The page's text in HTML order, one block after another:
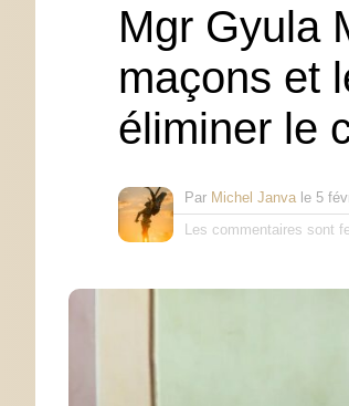
Mgr Gyula
maçons et
éliminer le
Par Michel Janva le 5
Les commentaires sont